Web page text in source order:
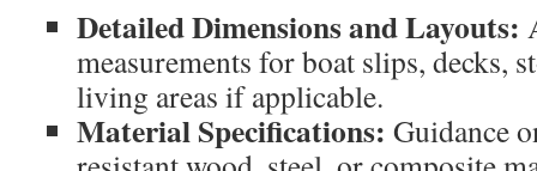
Detailed Dimensions and Layouts:
measurements for boat slips, decks,
living areas if applicable.
Material Specifications: Guidance